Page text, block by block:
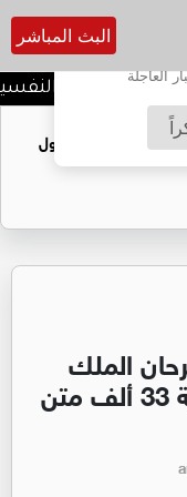
العاجلة
البث المباشر
والصحة
مادية.. هل تحول
الملك
عبد العزيز للإبل يجمع قرابة 33 ألف متن